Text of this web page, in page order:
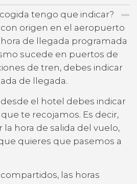
tengo que indicar?
con origen en el aeropuerto
de llegada programada
sucede en puertos de
de tren, debes indicar
de llegada.
el hotel debes indicar
te recojamos. Es decir,
la hora de salida del vuelo,
quieres que pasemos a
las horas